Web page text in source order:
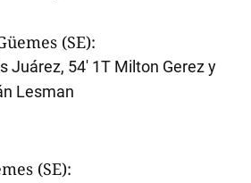
(SE):
Juárez, 54' 1T Milton Gerez y
Lesman
(SE):